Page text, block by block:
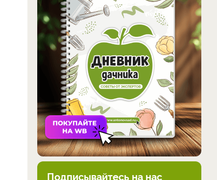
Подписывайтесь на нас